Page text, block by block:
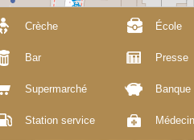
Crèche École
Bar Presse
Supermarché Banque
Station service Médecin